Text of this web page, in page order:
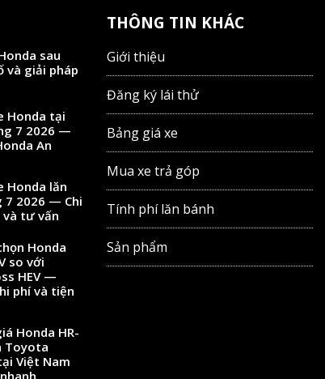
sau
và giải pháp
Honda tại
7 2026 —
An
Honda lăn
7 2026 — Chi
tư vấn
Honda
so với
HEV —
phí và tiện
Honda HR-
Toyota
Việt Nam
THÔNG TIN KHÁC
Giới thiệu
Đăng ký lái thử
Bảng giá xe
Mua xe trả góp
Tính phí lăn bánh
Sản phẩm